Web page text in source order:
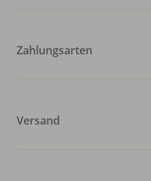
Zahlungsarten
Versand